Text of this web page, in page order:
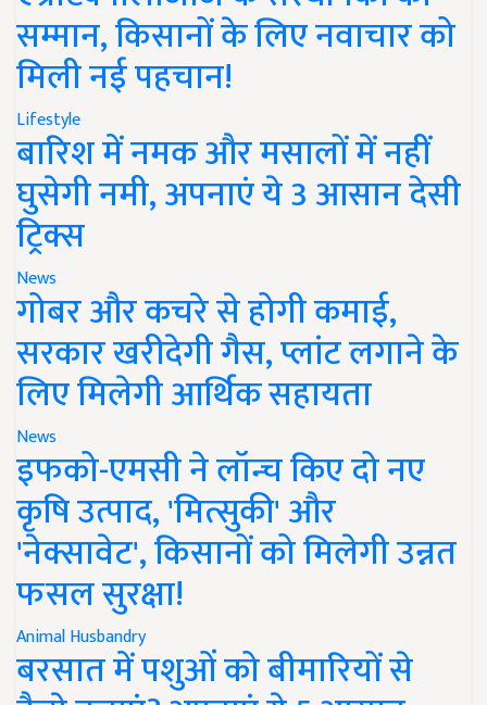
सम्मान, किसानों के लिए नवाचार को
मिली नई पहचान!
Lifestyle
बारिश में नमक और मसालों में नहीं
घुसेगी नमी, अपनाएं ये 3 आसान देसी
ट्रिक्स
News
गोबर और कचरे से होगी कमाई,
सरकार खरीदेगी गैस, प्लांट लगाने के
लिए मिलेगी आर्थिक सहायता
News
इफको-एमसी ने लॉन्च किए दो नए
कृषि उत्पाद, 'मित्सुकी' और
'नेक्सावेट', किसानों को मिलेगी उन्नत
फसल सुरक्षा!
Animal Husbandry
बरसात में पशुओं को बीमारियों से